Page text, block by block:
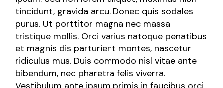
tincidunt, gravida arcu. Donec quis sodales
purus. Ut porttitor magna nec massa
tristique mollis. Orci varius natoque penatibus
et magnis dis parturient montes, nascetur
ridiculus mus. Duis commodo nisl vitae ante
bibendum, nec pharetra felis viverra.
Vestibulum ante ipsum primis in faucibus orci